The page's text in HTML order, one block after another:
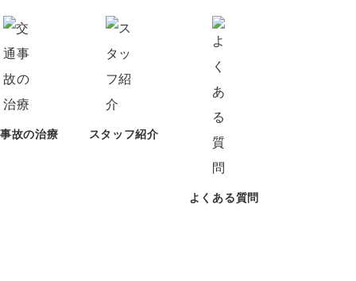
故の治療 スタッフ紹介
よくある質問